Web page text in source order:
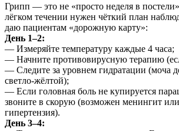
Грипп — это не «просто неделя в
лёгком течении нужен чёткий план
даю пациентам «дорожную карту»:
День 1–2:
— Измеряйте температуру каждые 4 часа;
— Начните противовирусную терапию
— Следите за уровнем гидратации (моча
светло-жёлтой);
— Если головная боль не купируется
звоните в скорую (возможен менингит
гипертензия).
День 3–4: